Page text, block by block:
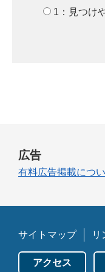
1：見つけ
広告
有料広告掲載につ
サイトマップ リ
アクセス